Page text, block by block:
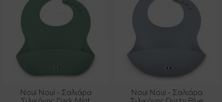
Noui Noui - Σαλιάρα
Noui Noui - Σαλιάρα